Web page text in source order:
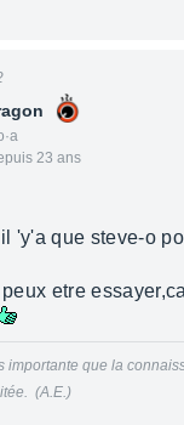
23 ans
'y'a que steve-o
etre
importante que la
(A.E.)